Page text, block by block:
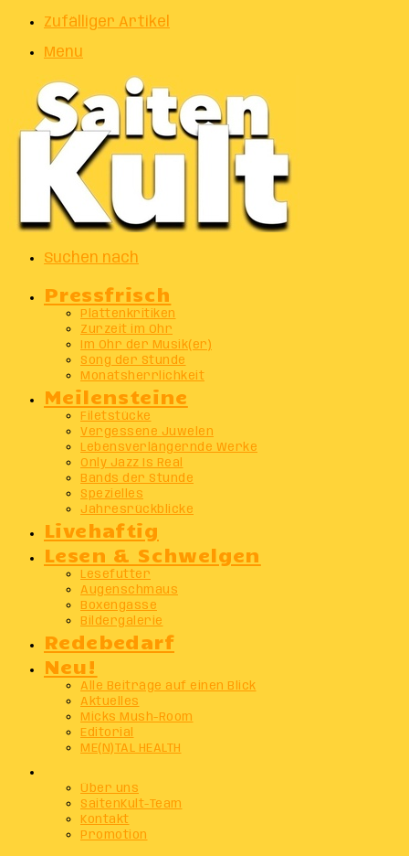
Zufälliger Artikel
Menu
Suchen nach
Pressfrisch
Plattenkritiken
Zurzeit im Ohr
Im Ohr der Musik(er)
Song der Stunde
Monatsherrlichkeit
Meilensteine
Filetstücke
Vergessene Juwelen
Lebensverlängernde Werke
Only Jazz Is Real
Bands der Stunde
Spezielles
Jahresrückblicke
Livehaftig
Lesen & Schwelgen
Lesefutter
Augenschmaus
Boxengasse
Bildergalerie
Redebedarf
Neu!
Alle Beiträge auf einen Blick
Aktuelles
Micks Mush-Room
Editorial
ME(N)TAL HEALTH
Über uns
SaitenKult-Team
Kontakt
Promotion